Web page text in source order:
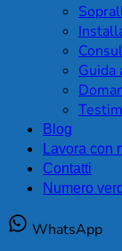
Guida
Blog
Lavora con
Contatti
Numero
WhatsApp